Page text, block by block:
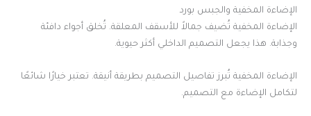
الإضاءة المخفية والجبس بورد
الإضاءة المخفية تُضيف جمالاً للأسقف المعلقة. تُخلق أجواء دافئة
وجذابة. هذا يجعل التصميم الداخلي أكثر حيوية.
الإضاءة المخفية تُبرز تفاصيل التصميم بطريقة أنيقة. تعتبر خيارًا شائعًا
لتكامل الإضاءة مع التصميم.